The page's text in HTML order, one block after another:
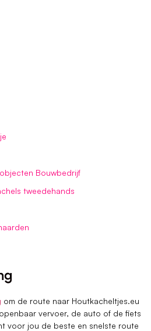
Bouwbedrijf
tweedehands
om de route naar Houtkacheltjes.eu
vervoer, de auto of de fiets
voor jou de beste en snelste route